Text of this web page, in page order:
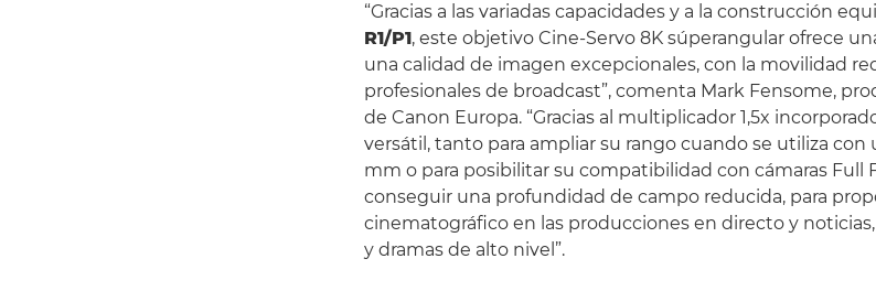
“Gracias a las variadas capacidades y a la construcción
R1/P1, este objetivo Cine-Servo 8K súperangular ofrece
una calidad de imagen excepcionales, con la movilidad
profesionales de broadcast”, comenta Mark Fensome,
de Canon Europa. “Gracias al multiplicador 1,5x
versátil, tanto para ampliar su rango cuando se utiliza con
mm o para posibilitar su compatibilidad con cámaras Full
conseguir una profundidad de campo reducida, para
cinematográfico en las producciones en directo y
y dramas de alto nivel”.